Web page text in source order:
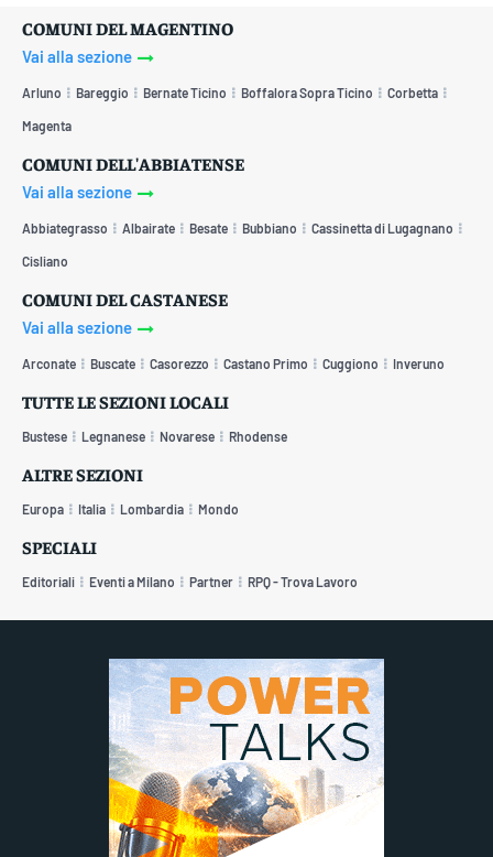
COMUNI DEL MAGENTINO
Vai alla sezione
Arluno Bareggio Bernate Ticino Boffalora Sopra Ticino Corbetta
Magenta
COMUNI DELL'ABBIATENSE
Vai alla sezione
Abbiategrasso Albairate Besate Bubbiano Cassinetta di Lugagnano
Cisliano
COMUNI DEL CASTANESE
Vai alla sezione
Arconate Buscate Casorezzo Castano Primo Cuggiono Inveruno
TUTTE LE SEZIONI LOCALI
Bustese Legnanese Novarese Rhodense
ALTRE SEZIONI
Europa Italia Lombardia Mondo
SPECIALI
Editoriali Eventi a Milano Partner RPQ - Trova Lavoro